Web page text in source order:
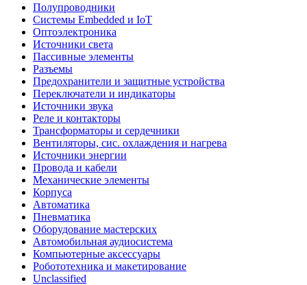
Полупроводники
Системы Embedded и IoT
Oптоэлектроника
Источники света
Пассивные элементы
Разъeмы
Предохранители и защитные устройства
Переключатели и индикаторы
Источники звука
Реле и контакторы
Трансформаторы и сердечники
Вентиляторы, сис. охлаждения и нагрева
Источники энергии
Провода и кабели
Механические элементы
Корпуса
Автоматика
Пневматика
Оборудование мастерских
Автомобильная аудиосистема
Компьютерные аксессуары
Робототехника и макетирование
Unclassified